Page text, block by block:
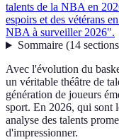
talents de la NBA en
espoirs et des vétérans
NBA à surveiller 2026".
Sommaire(14 sections
Avec l'évolution du
un véritable théâtre de
génération de joueurs
sport. En 2026, qui sont
analyse des talents
d'impressionner.